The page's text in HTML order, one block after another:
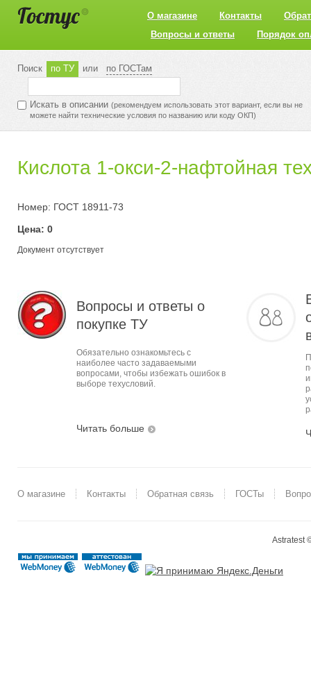
О магазине Контакты
Вопросы и ответы
Порядок
Поиск по ТУ или по ГОСТам
Искать в описании (рекомендуем использовать этот вариант, если вы не
можете найти технические условия по названию или коду ОКП)
Кислота 1-окси-2-нафтойная
Номер: ГОСТ 18911-73
Цена: 0
Документ отсутствует
Вопросы и ответы о
покупке ТУ
Обязательно ознакомьтесь с
наиболее часто задаваемыми
вопросами, чтобы избежать ошибок в
выборе техусловий.
Читать больше
О магазине Контакты Обратная связь ГОСТы
Astratest